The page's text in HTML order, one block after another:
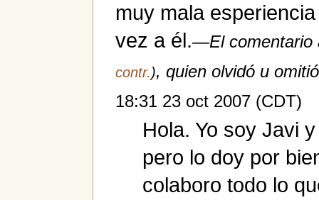
muy mala
vez a él.—El comentario
contr. ), quien olvidó u
18:31 23 oct 2007 (CDT)
Hola. Yo soy Javi
pero lo doy por
colaboro todo lo